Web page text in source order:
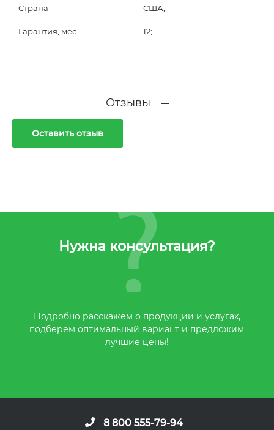
Страна США;
Гарантия, мес. 12;
Отзывы
Оставить отзыв
Нужна консультация?
Подробно расскажем о продукции и услугах,
подберем оптимальный вариант и предложим
лучшие цены!
8 800 555-79-94